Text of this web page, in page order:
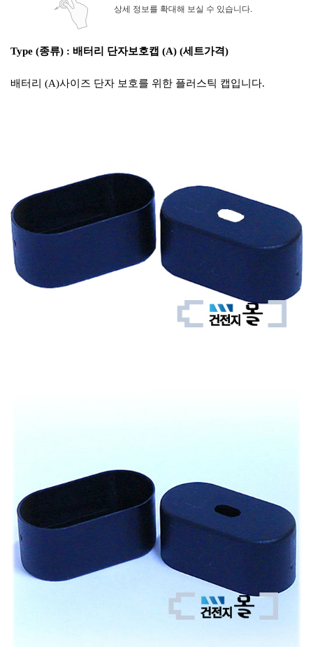
상세 정보를 확대해 보실 수 있습니다.
Type (종류) : 배터리 단자보호캡 (A) (세트가격)
배터리 (A)사이즈 단자 보호를 위한 플러스틱 캡입니다.